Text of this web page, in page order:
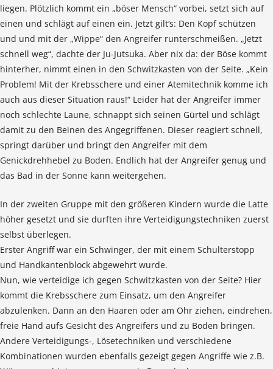
liegen. Plötzlich kommt ein „böser Mensch“ vorbei, setzt sich auf
einen und schlägt auf einen ein. Jetzt gilt‘s: Den Kopf schützen
und und mit der „Wippe“ den Angreifer runterschmeißen. „Jetzt
schnell weg“, dachte der Ju-Jutsuka. Aber nix da: der Böse kommt
hinterher, nimmt einen in den Schwitzkasten von der Seite. „Kein
Problem! Mit der Krebsschere und einer Atemitechnik komme ich
auch aus dieser Situation raus!“ Leider hat der Angreifer immer
noch schlechte Laune, schnappt sich seinen Gürtel und schlägt
damit zu den Beinen des Angegriffenen. Dieser reagiert schnell,
springt darüber und bringt den Angreifer mit dem
Genickdrehhebel zu Boden. Endlich hat der Angreifer genug und
das Bad in der Sonne kann weitergehen.
In der zweiten Gruppe mit den größeren Kindern wurde die Latte
höher gesetzt und sie durften ihre Verteidigungstechniken zuerst
selbst überlegen.
Erster Angriff war ein Schwinger, der mit einem Schulterstopp
und Handkantenblock abgewehrt wurde.
Nun, wie verteidige ich gegen Schwitzkasten von der Seite? Hier
kommt die Krebsschere zum Einsatz, um den Angreifer
abzulenken. Dann an den Haaren oder am Ohr ziehen, eindrehen,
freie Hand aufs Gesicht des Angreifers und zu Boden bringen.
Andere Verteidigungs-, Lösetechniken und verschiedene
Kombinationen wurden ebenfalls gezeigt gegen Angriffe wie z.B.